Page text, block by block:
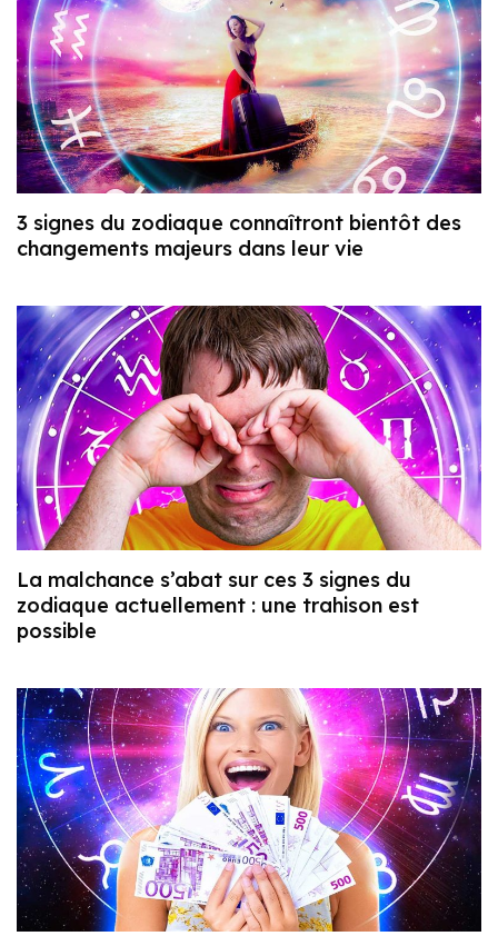
3 signes du zodiaque connaîtront bientôt des
changements majeurs dans leur vie
La malchance s’abat sur ces 3 signes du
zodiaque actuellement : une trahison est
possible